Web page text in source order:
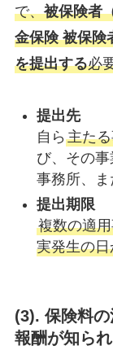
で、被保険者
金保険 被保険
を提出する必
提出先
自ら 主た
び、その
事務所、ま
提出期限
複数の適
実発生の日
(3). 保険料
報酬が知られ